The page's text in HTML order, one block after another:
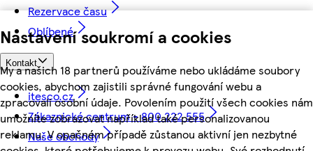
Nastavení soukromí a cookies
My a našich 18 partnerů používáme nebo ukládáme soubory
cookies, abychom zajistili správné fungování webu a
zpracovali osobní údaje. Povolením použití všech cookies nám
umožníte zobrazovat například také personalizovanou
reklamu. V opačném případě zůstanou aktivní jen nezbytné
Rezervace času
Oblíbené
Kontakt
itesco.cz
Zákaznické centrum - 800 222 555
Naše obchody